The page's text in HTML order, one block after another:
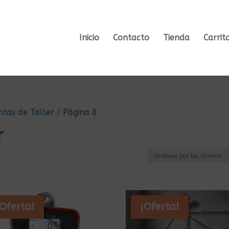
Inicio Contacto Tienda
de Taller/ Página 8
¡Oferta!